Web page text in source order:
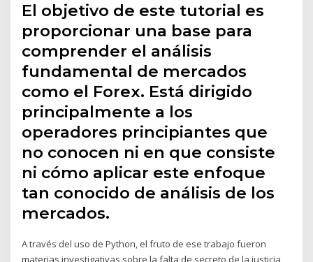
El objetivo de este tutorial es
proporcionar una base para
comprender el análisis
fundamental de mercados
como el Forex. Está dirigido
principalmente a los
operadores principiantes que
no conocen ni en que consiste
ni cómo aplicar este enfoque
tan conocido de análisis de los
mercados.
A través del uso de Python, el fruto de ese trabajo fueron